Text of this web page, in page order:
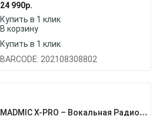
24 990р.
Купить в 1 клик
В корзину
Купить в 1 клик
BARCODE: 202108308802
M
ADMIC X-PRO – Вокальная Радиосистема С Двумя Беспроводными Микрофонами, Серия “PRO”